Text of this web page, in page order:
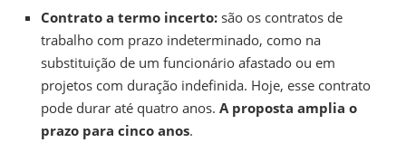
Contrato a termo incerto: são os contratos de
trabalho com prazo indeterminado, como na
substituição de um funcionário afastado ou em
projetos com duração indefinida. Hoje, esse contrato
pode durar até quatro anos. A proposta amplia o
prazo para cinco anos.